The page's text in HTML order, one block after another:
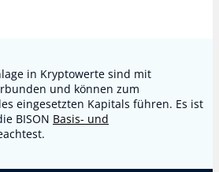
in Kryptowerte sind mit
und können zum
eingesetzten Kapitals führen. Es ist
BISON Basis- und